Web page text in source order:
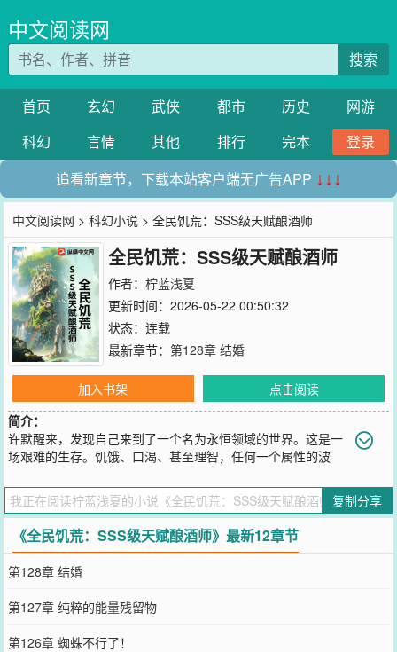
中文阅读网
搜索
首页 玄幻 武侠 都市 历史
网游
科幻
言情 其他 排行 完本
登录
追看新章节，下载本站客户端无广告APP ↓↓↓
中文阅读网 >科幻小说 > 全民饥荒：SSS级天赋酿酒师
全民饥荒：SSS级天赋酿酒师
作者： 柠蓝浅夏
更新时间：2026-05-22 00:50:32
状态：连载
最新章节： 第128章 结婚
加入书架
点击阅读
简介：
许默醒来，发现自己来到了一个名为永恒领域的世界。这是一
场艰难的生存。饥饿、口渴、甚至理智，任何一个属性的波
临，恐怖也随之显现。所有人都须牢记一句话——永恒领域存在世界
规则，永远不要试图改变规则！目标只有一个：活着！……许默本以
为自己的酿酒师天赋，在这种危机四伏的世界会随时丧命。可他却万
万没想到，自己的天赋，远比他想象的更加逆天。
您要是觉得《
向您QQ群和微博微信里的朋友推荐哦！
复制分享
《全民饥荒：SSS级天赋酿酒师》最新12章节
第128章 结婚
第127章 纯粹的能量残留物
第126章 蜘蛛不行了！